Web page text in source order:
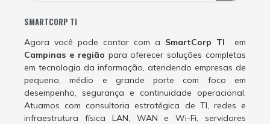
SMARTCORP TI
Agora você pode contar com a SmartCorp TI em
Campinas e região para oferecer soluções completas
em tecnologia da informação, atendendo empresas de
pequeno, médio e grande porte com foco em
desempenho, segurança e continuidade operacional.
Atuamos com consultoria estratégica de TI, redes e
infraestrutura física LAN, WAN e Wi-Fi, servidores